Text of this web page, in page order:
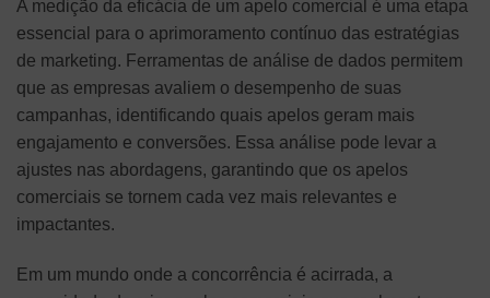
A medição da eficácia de um apelo comercial é uma etapa
essencial para o aprimoramento contínuo das estratégias
de marketing. Ferramentas de análise de dados permitem
que as empresas avaliem o desempenho de suas
campanhas, identificando quais apelos geram mais
engajamento e conversões. Essa análise pode levar a
ajustes nas abordagens, garantindo que os apelos
comerciais se tornem cada vez mais relevantes e
impactantes.
Em um mundo onde a concorrência é acirrada, a